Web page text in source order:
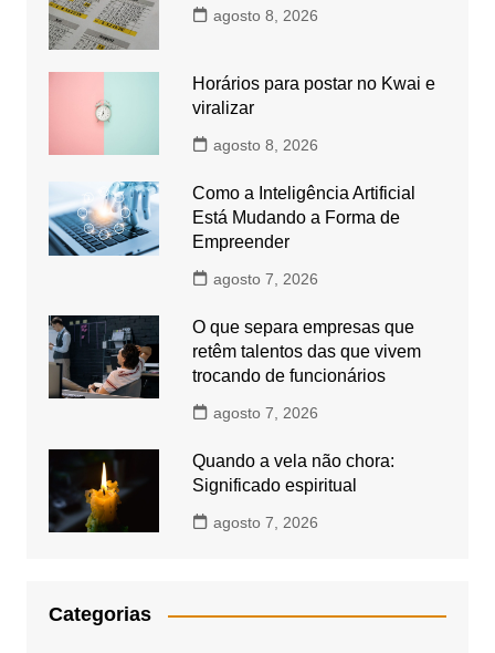
agosto 8, 2026
Horários para postar no Kwai e
viralizar
agosto 8, 2026
Como a Inteligência Artificial
Está Mudando a Forma de
Empreender
agosto 7, 2026
O que separa empresas que
retêm talentos das que vivem
trocando de funcionários
agosto 7, 2026
Quando a vela não chora:
Significado espiritual
agosto 7, 2026
Categorias